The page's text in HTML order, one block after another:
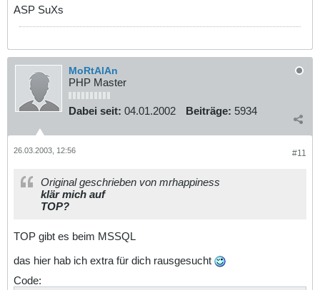
ASP SuXs
MoRtAlAn
PHP Master
Dabei seit: 04.01.2002 Beiträge: 5934
#11
26.03.2003, 12:56
Original geschrieben von mrhappiness
klär mich auf
TOP?
TOP gibt es beim MSSQL
das hier hab ich extra für dich rausgesucht
Code: